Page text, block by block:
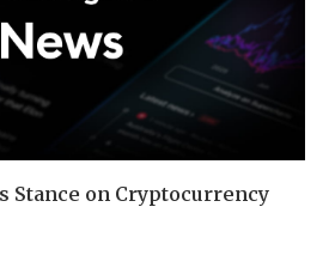
Stance on Cryptocurrency